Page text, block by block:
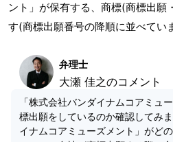
ント」が保有する、商標(商標出願
す(商標出願番号の降順に並べてい
弁理士
大瀬 佳之のコメント
「株式会社バンダイナムコアミュ
標出願をしているのか確認してみ
イナムコアミューズメント」がど